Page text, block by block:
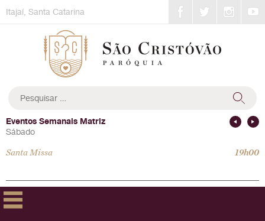
toItajaí, Santa Catarina
por:
Eventos Semanais Matriz
Sábado
Santa Missa 19h00